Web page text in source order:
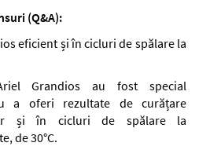
(Q&A):
eficient și în cicluri de spălare la
Grandios au fost special
a oferi rezultate de curățare
și în cicluri de spălare la
de 30°C.